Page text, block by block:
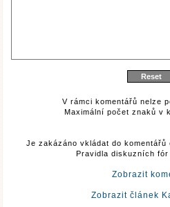
V rámci komentářů nelze
Maximální počet znaků v
Je zakázáno vkládat do
Pravidla diskuzních
Zobrazit
Zobrazit článek